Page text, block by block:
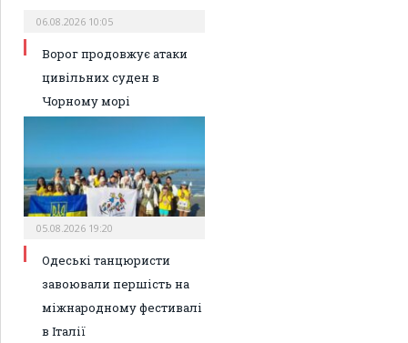
06.08.2026 10:05
Ворог продовжує атаки
цивільних суден в
Чорному морі
05.08.2026 19:20
Одеські танцюристи
завоювали першість на
міжнародному фестивалі
в Італії